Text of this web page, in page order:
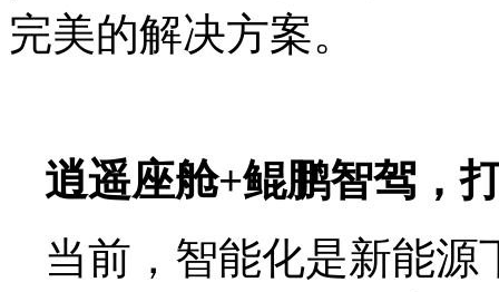
完美的解决方案。
逍遥座舱+鲲鹏智驾，
当前，智能化是新能